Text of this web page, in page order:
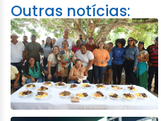
Outras notícias: